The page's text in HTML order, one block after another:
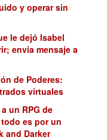
y operar sin
le dejó Isabel
envía mensaje a
de Poderes:
virtuales
un RPG de
es por un
and Darker